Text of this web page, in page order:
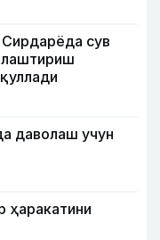
сув
даволаш учун
ҳаракатини